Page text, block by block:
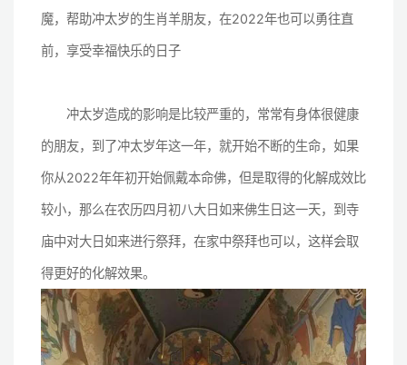
魔，帮助冲太岁的生肖羊朋友，在2022年也可以勇往直
前，享受幸福快乐的日子
冲太岁造成的影响是比较严重的，常常有身体很健康
的朋友，到了冲太岁年这一年，就开始不断的生命，如果
你从2022年年初开始佩戴本命佛，但是取得的化解成效比
较小，那么在农历四月初八大日如来佛生日这一天，到寺
庙中对大日如来进行祭拜，在家中祭拜也可以，这样会取
得更好的化解效果。